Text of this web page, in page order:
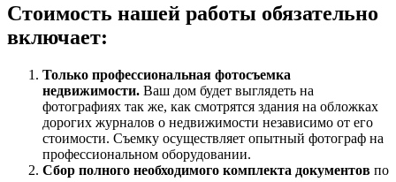
Стоимость нашей работы обязательно
включает:
Только профессиональная фотосъемка
недвижимости. Ваш дом будет выглядеть на
фотографиях так же, как смотрятся здания на обложках
дорогих журналов о недвижимости независимо от его
стоимости. Съемку осуществляет опытный фотограф на
профессиональном оборудовании.
Сбор полного необходимого комплекта документов по